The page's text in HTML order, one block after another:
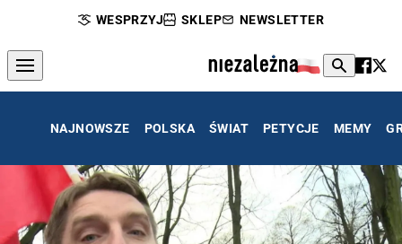
WESPRZYJ SKLEP NEWSLETTER
NAJNOWSZE POLSKA ŚWIAT PETYCJE MEMY